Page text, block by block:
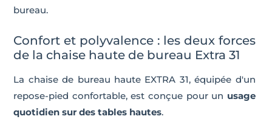
bureau.
Confort et polyvalence : les deux forces
de la chaise haute de bureau Extra 31
La chaise de bureau haute EXTRA 31, équipée d'un
repose-pied confortable, est conçue pour un usage
quotidien sur des tables hautes.